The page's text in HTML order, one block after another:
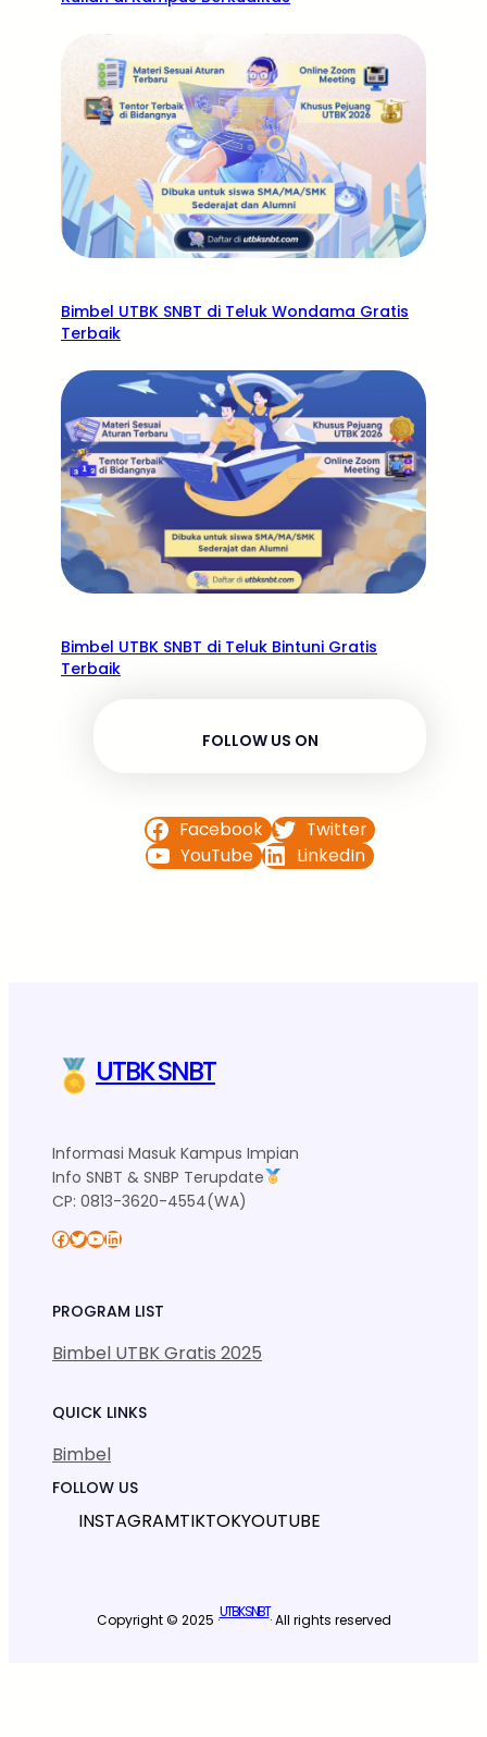
Bimbel UTBK SNBT di Teluk Wondama Gratis
Terbaik
Bimbel UTBK SNBT di Teluk Bintuni Gratis
Terbaik
FOLLOW US ON
Facebook
Twitter
YouTube
LinkedIn
UTBK SNBT
Informasi Masuk Kampus Impian
Info SNBT & SNBP Terupdate
CP: 0813-3620-4554(WA)
Facebook Twitter YouTube LinkedIn
PROGRAM LIST
Bimbel UTBK Gratis 2025
QUICK LINKS
Bimbel
FOLLOW US
INSTAGRAMTIKTOKYOUTUBE
Copyright © 2025 ·UTBK SNBT· All rights reserved